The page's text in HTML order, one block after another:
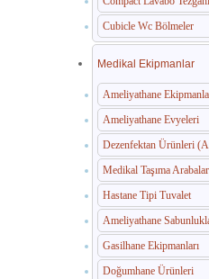
Cubicle Wc Bölmeler
Medikal Ekipmanlar
Ameliyathane
Ameliyathane Evyeleri
Dezenfektan Ürünleri
Medikal Taşıma
Hastane Tipi Tuvalet
Ameliyathane
Gasilhane Ekipmanları
Doğumhane Ürünleri